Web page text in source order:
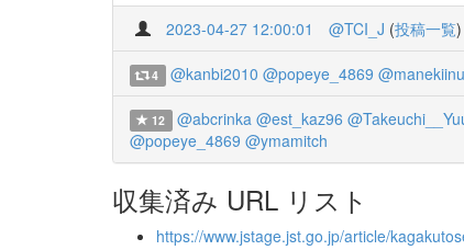
2023-04-27 12:00:01 @TCI_J (投稿一覧)
4 @kanbi2010 @popeye_4869
12 @abcrinka @est_kaz96
@popeye_4869 @ymamitch
収集済み URL リスト
https://www.jstage.jst.go.jp/article/